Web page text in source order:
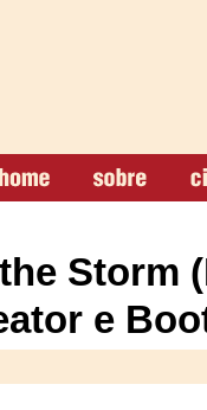
Storm
e